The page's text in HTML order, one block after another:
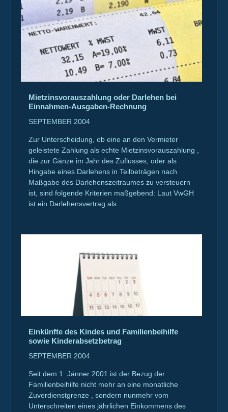
Mietzinsvorauszahlung oder Darlehen bei
Einnahmen-Ausgaben-Rechnung
SEPTEMBER 2004
Zur Unterscheidung, ob eine an den Vermieter
geleistete Zahlung als echte Mietzinsvorauszahlung ,
die zur Gänze im Jahr des Zuflusses, oder als
Hingabe eines Darlehens in Teilbeträgen nach
Maßgabe des Darlehenszeitraumes zu versteuern
ist, sind folgende Kriterien maßgebend: Laut VwGH
ist ein Darlehensvertrag als...
Einkünfte des Kindes und Familienbeihilfe
sowie Kinderabsetzbetrag
SEPTEMBER 2004
Seit dem 1. Jänner 2001 ist der Bezug der
Familienbeihilfe nicht mehr an eine monatliche
Zuverdienstgrenze , sondern nunmehr vom
Unterschreiten eines jährlichen Einkommens des